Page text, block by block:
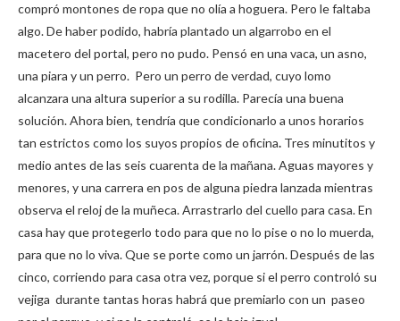
compró montones de ropa que no olía a hoguera. Pero le faltaba
algo. De haber podido, habría plantado un algarrobo en el
macetero del portal, pero no pudo. Pensó en una vaca, un asno,
una piara y un perro. Pero un perro de verdad, cuyo lomo
alcanzara una altura superior a su rodilla. Parecía una buena
solución. Ahora bien, tendría que condicionarlo a unos horarios
tan estrictos como los suyos propios de oficina. Tres minutitos y
medio antes de las seis cuarenta de la mañana. Aguas mayores y
menores, y una carrera en pos de alguna piedra lanzada mientras
observa el reloj de la muñeca. Arrastrarlo del cuello para casa. En
casa hay que protegerlo todo para que no lo pise o no lo muerda,
para que no lo viva. Que se porte como un jarrón. Después de las
cinco, corriendo para casa otra vez, porque si el perro controló su
vejiga durante tantas horas habrá que premiarlo con un paseo